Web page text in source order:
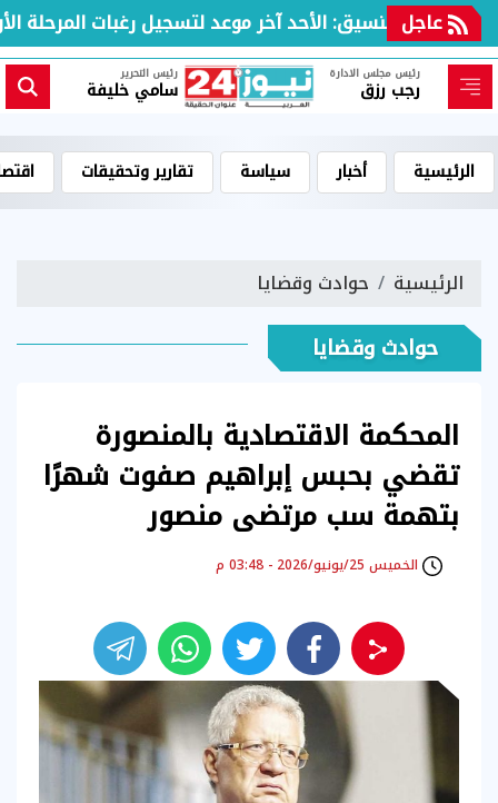
عاجل
مكتب التنسيق: الأحد آخر موعد لتسجيل رغبات المرحلة
رئيس مجلس الادارة
رجب رزق
رئيس التحرير
سامي خليفة
الرئيسية أخبار سياسة تقارير وتحقيقات
الرئيسية حوادث وقضايا
حوادث وقضايا
المحكمة الاقتصادية بالمنصورة
تقضي بحبس إبراهيم صفوت شهرًا
بتهمة سب مرتضى منصور
الخميس 25/يونيو/2026 - 03:48 م